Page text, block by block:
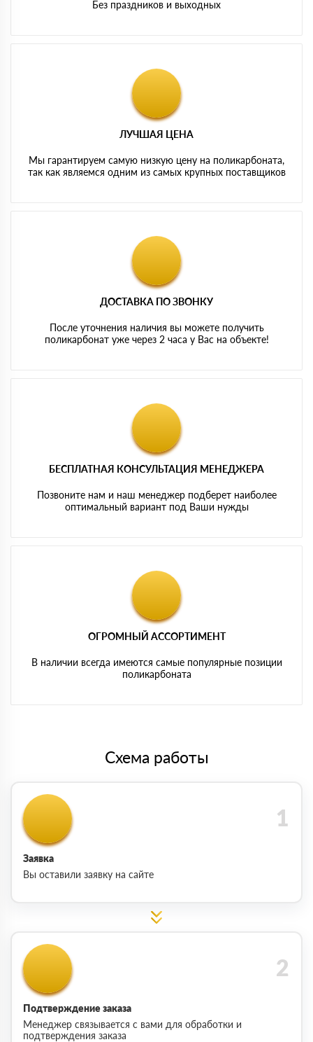
Без праздников и выходных
ЛУЧШАЯ ЦЕНА
Мы гарантируем самую низкую цену на поликарбоната,
так как являемся одним из самых крупных поставщиков
ДОСТАВКА ПО ЗВОНКУ
После уточнения наличия вы можете получить
поликарбонат уже через 2 часа у Вас на объекте!
БЕСПЛАТНАЯ КОНСУЛЬТАЦИЯ МЕНЕДЖЕРА
Позвоните нам и наш менеджер подберет наиболее
оптимальный вариант под Ваши нужды
ОГРОМНЫЙ АССОРТИМЕНТ
В наличии всегда имеются самые популярные позиции
поликарбоната
Схема работы
Заявка
Вы оставили заявку на сайте
Подтверждение заказа
Менеджер связывается с вами для обработки и
подтверждения заказа